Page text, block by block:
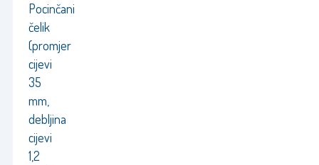
Pocinčani
čelik
(promjer
cijevi
35
mm,
debljina
cijevi
1,2